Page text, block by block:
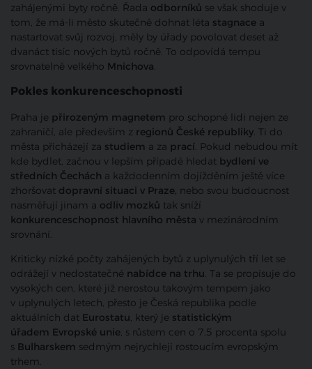
zahájenými byty ročně. Řada odborníků se však shoduje v
tom, že má-li město skutečně dohnat léta stagnace a
nastartovat svůj rozvoj, měly by úřady povolovat deset až
dvanáct tisíc nových bytů ročně. To odpovídá tempu
srovnatelně velkého Mnichova.
Pokles konkurenceschopnosti
Praha je přirozeným magnetem pro schopné lidi nejen ze
zahraničí, ale především z regionů České republiky. Ti do
města přicházejí za studiem a za prací. Pokud nebudou mít
kde bydlet, začnou v lepším případě hledat bydlení ve
středních Čechách a každodenním dojížděním ještě více
zhoršovat dopravní situaci v Praze, nebo svou budoucnost
nasměřují jinam a odliv mozků tak sníží
konkurenceschopnost hlavního města v mezinárodním
srovnání.
Kriticky nízké počty zahájených bytů z uplynulých tří let se
odrážejí v nedostatečné nabídce na trhu. Ta se propisuje do
vysokých cen, které již nerostou takovým tempem jako
v uplynulých letech, přesto je Česká republika podle
aktuálních dat Eurostatu, který je statistickým
úřadem Evropské unie, s růstem cen o 7,5 procenta spolu
s Bulharskem sedmým nejrychleji rostoucím evropským
trhem.